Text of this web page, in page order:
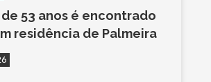
53 anos é encontrado
residência de Palmeira